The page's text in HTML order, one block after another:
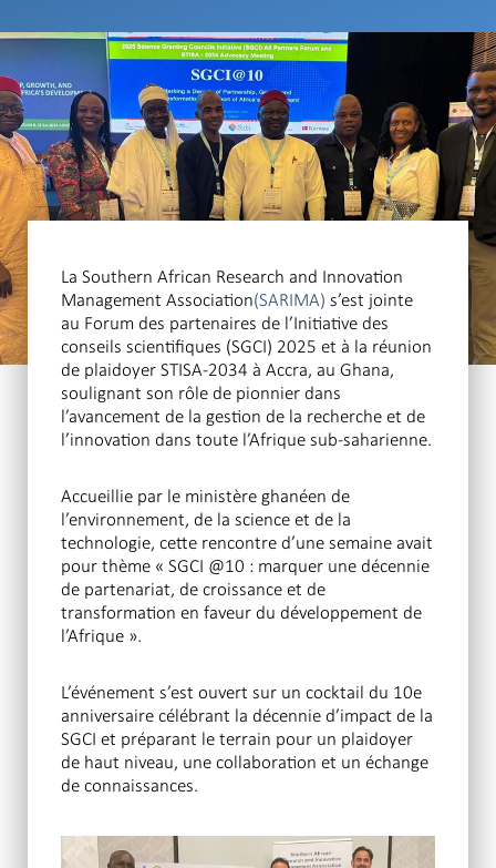
La Southern African Research and Innovation
Management Association(SARIMA) s’est jointe
au Forum des partenaires de l’Initiative des
conseils scientifiques (SGCI) 2025 et à la réunion
de plaidoyer STISA-2034 à Accra, au Ghana,
soulignant son rôle de pionnier dans
l’avancement de la gestion de la recherche et de
l’innovation dans toute l’Afrique sub-saharienne.
Accueillie par le ministère ghanéen de
l’environnement, de la science et de la
technologie, cette rencontre d’une semaine avait
pour thème « SGCI @10 : marquer une décennie
de partenariat, de croissance et de
transformation en faveur du développement de
l’Afrique ».
L’événement s’est ouvert sur un cocktail du 10e
anniversaire célébrant la décennie d’impact de la
SGCI et préparant le terrain pour un plaidoyer
de haut niveau, une collaboration et un échange
de connaissances.